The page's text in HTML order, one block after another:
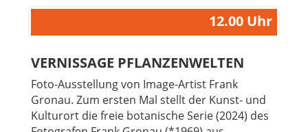
12.00 Uhr
VERNISSAGE PFLANZENWELTEN
Foto-Ausstellung von Image-Artist Frank
Gronau. Zum ersten Mal stellt der Kunst- und
Kulturort die freie botanische Serie (2024) des